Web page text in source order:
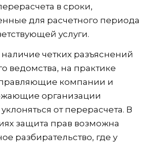
в сроки,
для расчетного периода
услуги.
четких разъяснений
ведомства, на практике
компании и
организации
от перерасчета. В
защита прав возможна
разбирательство, где у